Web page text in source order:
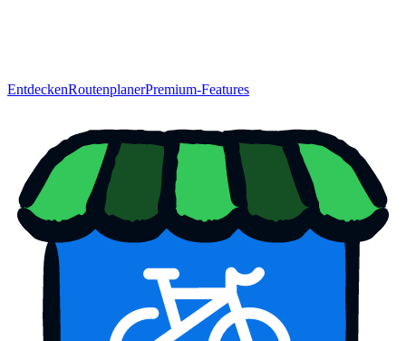
EntdeckenRoutenplanerPremium-Features